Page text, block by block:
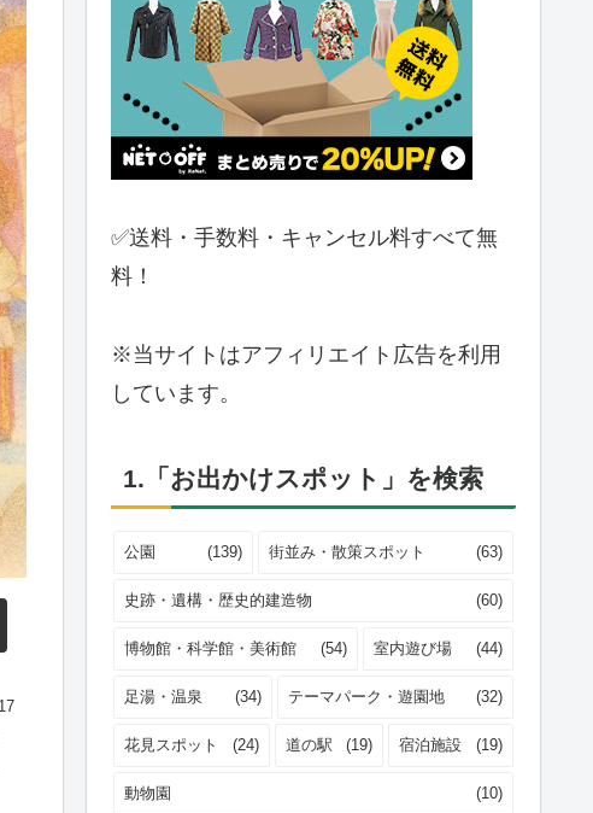
✅送料・手数料・キャンセル料すべて無
料！
※当サイトはアフィリエイト広告を利用
しています。
1.「お出かけスポット」を検索
公園 (139) 街並み・散策スポット (63)
史跡・遺構・歴史的建造物 (60)
博物館・科学館・美術館 (54) 室内遊び場 (44)
足湯・温泉 (34) テーマパーク・遊園地 (32)
花見スポット (24) 道の駅 (19) 宿泊施設 (19)
動物園 (10)